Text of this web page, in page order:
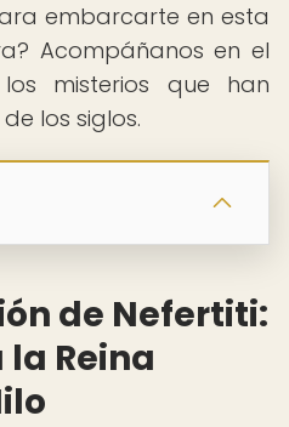
embarcarte en esta
Acompáñanos en el
misterios que han
los siglos.
de Nefertiti:
Reina